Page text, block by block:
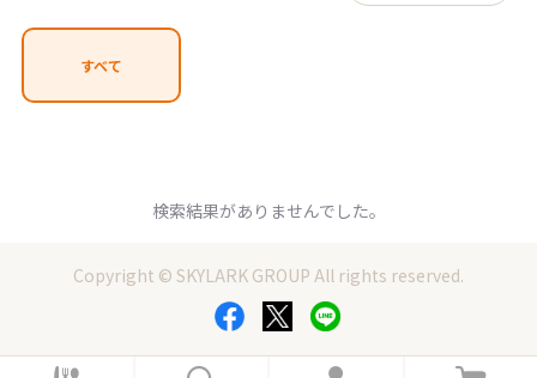
すべて
検索結果がありませんでした。
Copyright © SKYLARK GROUP All rights reserved.